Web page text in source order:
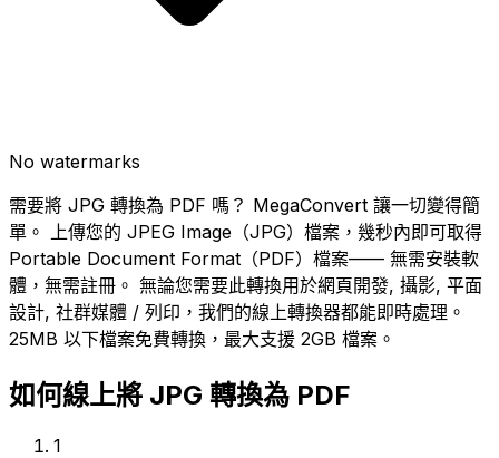
No watermarks
需要將 JPG 轉換為 PDF 嗎？ MegaConvert 讓一切變得簡
單。 上傳您的 JPEG Image（JPG）檔案，幾秒內即可取得
Portable Document Format（PDF）檔案—— 無需安裝軟
體，無需註冊。 無論您需要此轉換用於網頁開發, 攝影, 平面
設計, 社群媒體 / 列印，我們的線上轉換器都能即時處理。
25MB 以下檔案免費轉換，最大支援 2GB 檔案。
如何線上將 JPG 轉換為 PDF
1